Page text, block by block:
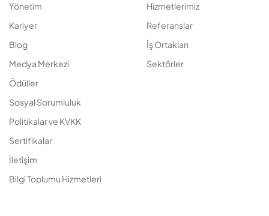
Yönetim
Kariyer
Blog
Medya Merkezi
Ödüller
Sosyal Sorumluluk
Politikalar ve KVKK
Sertifikalar
İletişim
Bilgi Toplumu Hizmetleri
Hizmetlerimiz
Referanslar
İş Ortakları
Sektörler